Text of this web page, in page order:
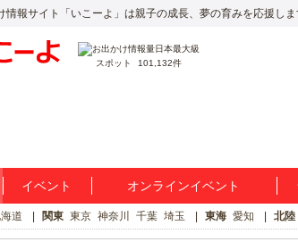
情報サイト「いこーよ」は親子の成長、夢の育みを応援しま
スポット 101,132件
イベント オンラインイベント
道 関東 東京 神奈川 千葉 埼玉 東海 愛知 北陸